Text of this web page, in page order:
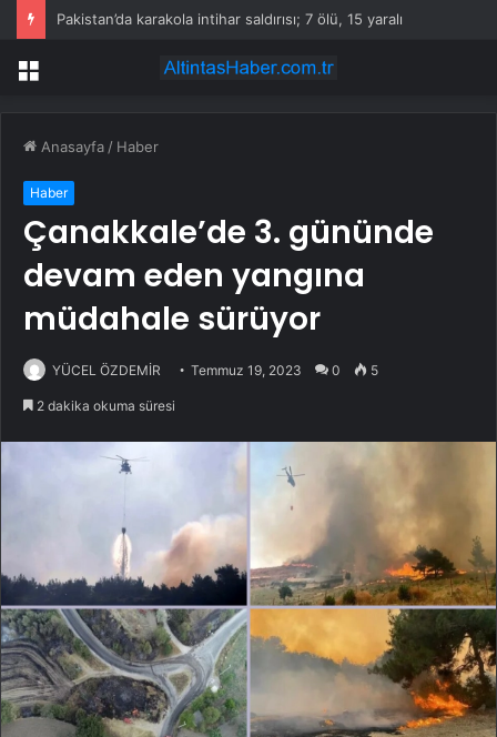
Pakistan’da karakola intihar saldırısı; 7 ölü, 15 yaralı
Menü
Anasayfa / Haber
Haber
Çanakkale’de 3. gününde
devam eden yangına
müdahale sürüyor
YÜCEL ÖZDEMİR Temmuz 19, 2023 0 5
2 dakika okuma süresi